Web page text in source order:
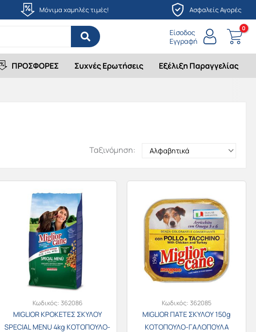
Μόνιμα χαμηλές τιμές! Ασφαλείς Αγορές
Είσοδος
Εγγραφή
ΠΡΟΣΦΟΡΕΣ Συχνές Ερωτήσεις Εξέλιξη Παραγγελίας
Ταξινόμηση:
Κωδικός: 362086
MIGLIOR ΚΡΟΚΕΤΕΣ ΣΚΥΛΟΥ
SPECIAL MENU 4kg ΚΟΤΟΠΟΥΛΟ-
Κωδικός:362085
MIGLIOR ΠΑΤΕ ΣΚΥΛΟΥ 150g
ΚΟΤΟΠΟΥΛΟ-ΓΑΛΟΠΟΥΛΑ